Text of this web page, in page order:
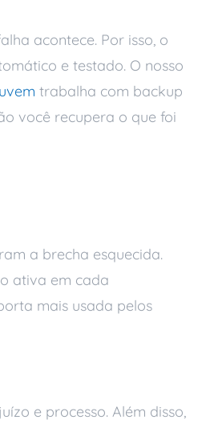
acontece. Por isso, o
e testado. O nosso
trabalha com backup
você recupera o que foi
a brecha esquecida.
ativa em cada
mais usada pelos
e processo. Além disso,